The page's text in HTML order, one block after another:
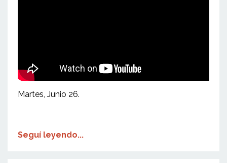
Martes, Junio 26.
Seguí leyendo...